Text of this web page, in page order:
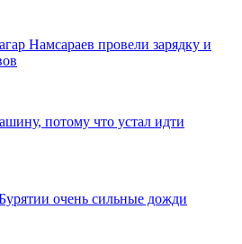
Намсараев провели зарядку и
потому что устал идти
очень сильные дожди